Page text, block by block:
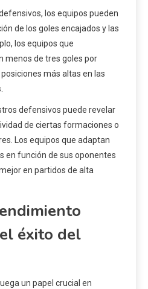
los equipos pueden
de los goles encajados y las
los equipos que
menos de tres goles por
más altas en las
defensivos puede revelar
de ciertas formaciones o
Los equipos que adaptan
en función de sus oponentes
en partidos de alta
éxito del
un papel crucial en